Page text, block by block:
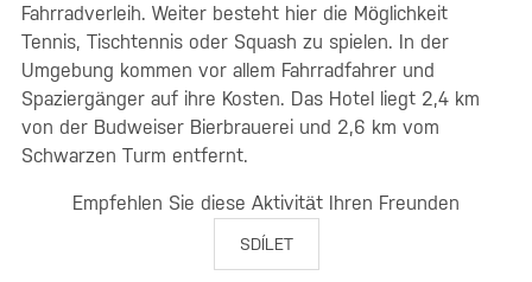
Fahrradverleih. Weiter besteht hier die Möglichkeit
Tennis, Tischtennis oder Squash zu spielen. In der
Umgebung kommen vor allem Fahrradfahrer und
Spaziergänger auf ihre Kosten. Das Hotel liegt 2,4 km
von der Budweiser Bierbrauerei und 2,6 km vom
Schwarzen Turm entfernt.
Empfehlen Sie diese Aktivität Ihren Freunden
SDÍLET